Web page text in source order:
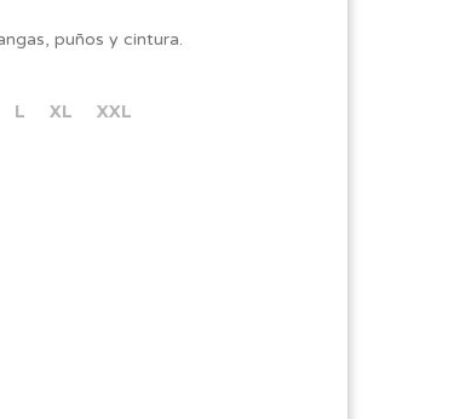
puños y cintura.
L XL XXL